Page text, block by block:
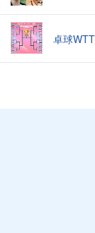
卓球